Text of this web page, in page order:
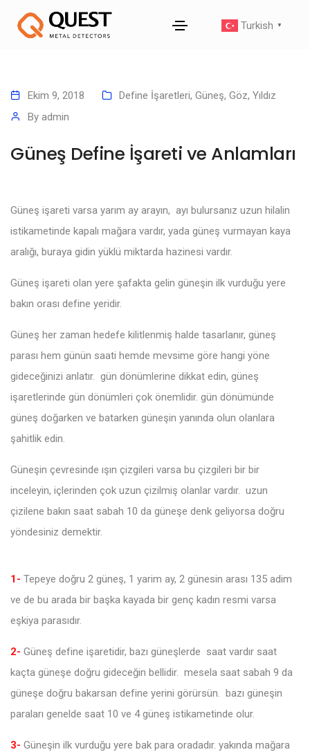
Turkish ▼
Ekim 9, 2018 Define İşaretleri, Güneş, Göz, Yıldız
By admin
Güneş Define İşareti ve Anlamları
Güneş işareti varsa yarım ay arayın, ayı bulursanız uzun hilalin
istikametinde kapalı mağara vardır, yada güneş vurmayan kaya
aralığı, buraya gidin yüklü miktarda hazinesi vardır.
Güneş işareti olan yere şafakta gelin güneşin ilk vurduğu yere
bakın orası define yeridir.
Güneş her zaman hedefe kilitlenmiş halde tasarlanır, güneş
parası hem günün saati hemde mevsime göre hangi yöne
gideceğinizi anlatır. gün dönümlerine dikkat edin, güneş
işaretlerinde gün dönümleri çok önemlidir. gün dönümünde
güneş doğarken ve batarken güneşin yanında olun olanlara
şahitlik edin.
Güneşin çevresinde ışın çizgileri varsa bu çizgileri bir bir
inceleyin, içlerinden çok uzun çizilmiş olanlar vardır. uzun
çizilene bakın saat sabah 10 da güneşe denk geliyorsa doğru
yöndesiniz demektir.
1- Tepeye doğru 2 güneş, 1 yarim ay, 2 günesin arası 135 adim
ve de bu arada bir başka kayada bir genç kadın resmi varsa
eşkiya parasıdır.
2- Güneş define işaretidir, bazı güneşlerde saat vardır saat
kaçta güneşe doğru gideceğin bellidir. mesela saat sabah 9 da
güneşe doğru bakarsan define yerini görürsün. bazı güneşin
paraları genelde saat 10 ve 4 güneş istikametinde olur.
3- Güneşin ilk vurduğu yere bak para oradadır. yakında mağara